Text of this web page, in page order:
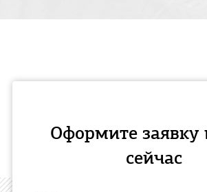
Оформите заявку
сейчас